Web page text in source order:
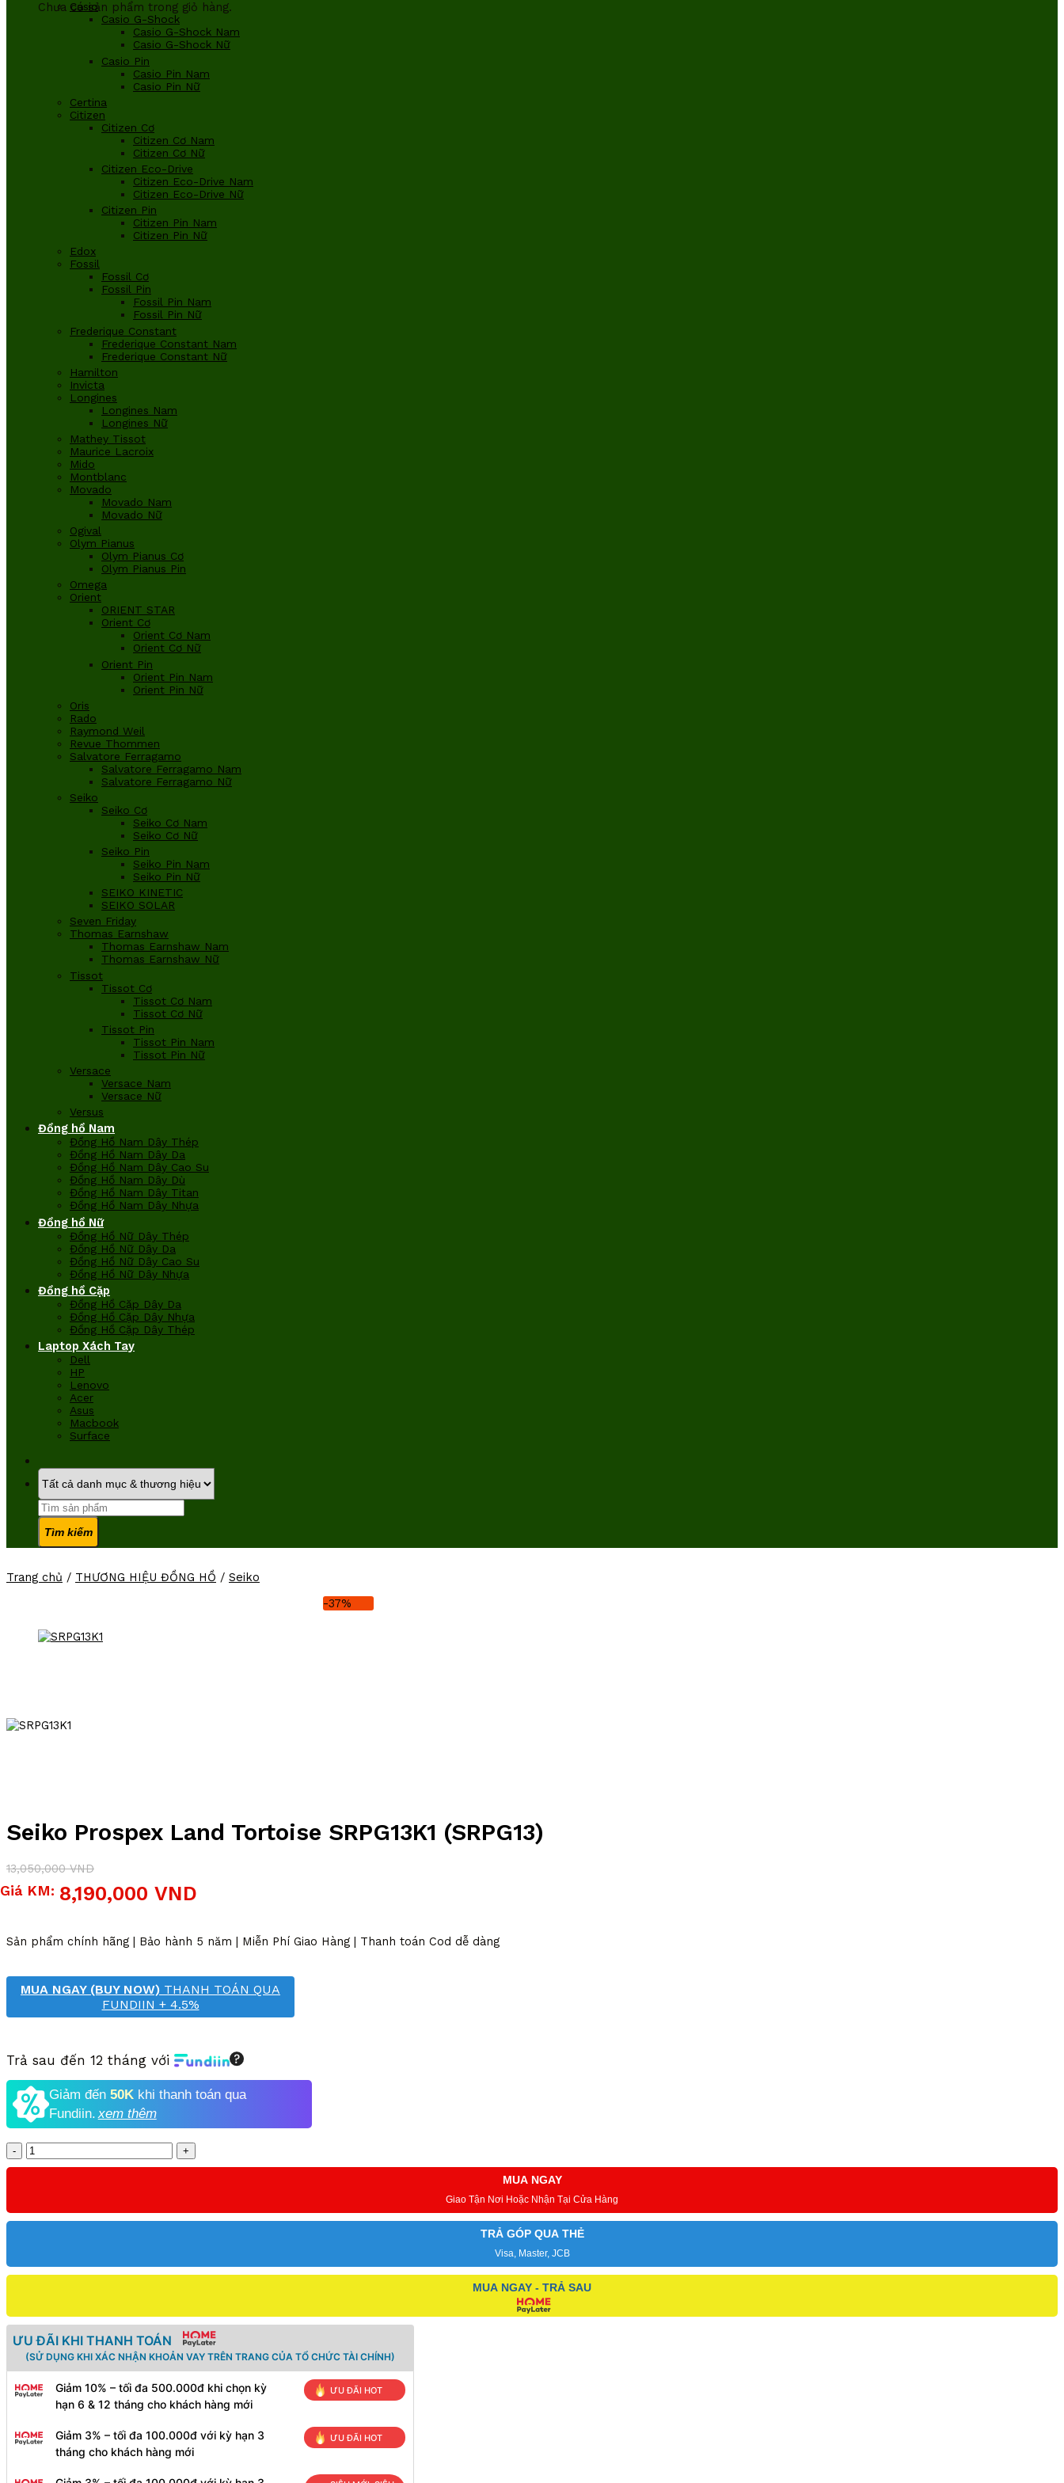
Chưa có sản phẩm trong giỏ hàng.
Casio
Casio G-Shock
Casio G-Shock Nam
Casio G-Shock Nữ
Casio Pin
Casio Pin Nam
Casio Pin Nữ
Certina
Citizen
Citizen Cơ
Citizen Cơ Nam
Citizen Cơ Nữ
Citizen Eco-Drive
Citizen Eco-Drive Nam
Citizen Eco-Drive Nữ
Citizen Pin
Citizen Pin Nam
Citizen Pin Nữ
Edox
Fossil
Fossil Cơ
Fossil Pin
Fossil Pin Nam
Fossil Pin Nữ
Frederique Constant
Frederique Constant Nam
Frederique Constant Nữ
Hamilton
Invicta
Longines
Longines Nam
Longines Nữ
Mathey Tissot
Maurice Lacroix
Mido
Montblanc
Movado
Movado Nam
Movado Nữ
Ogival
Olym Pianus
Olym Pianus Cơ
Olym Pianus Pin
Omega
Orient
ORIENT STAR
Orient Cơ
Orient Cơ Nam
Orient Cơ Nữ
Orient Pin
Orient Pin Nam
Orient Pin Nữ
Oris
Rado
Raymond Weil
Revue Thommen
Salvatore Ferragamo
Salvatore Ferragamo Nam
Salvatore Ferragamo Nữ
Seiko
Seiko Cơ
Seiko Cơ Nam
Seiko Cơ Nữ
Seiko Pin
Seiko Pin Nam
Seiko Pin Nữ
SEIKO KINETIC
SEIKO SOLAR
Seven Friday
Thomas Earnshaw
Thomas Earnshaw Nam
Thomas Earnshaw Nữ
Tissot
Tissot Cơ
Tissot Cơ Nam
Tissot Cơ Nữ
Tissot Pin
Tissot Pin Nam
Tissot Pin Nữ
Versace
Versace Nam
Versace Nữ
Versus
Đồng hồ Nam
Đồng Hồ Nam Dây Thép
Đồng Hồ Nam Dây Da
Đồng Hồ Nam Dây Cao Su
Đồng Hồ Nam Dây Dù
Đồng Hồ Nam Dây Titan
Đồng Hồ Nam Dây Nhựa
Đồng hồ Nữ
Đồng Hồ Nữ Dây Thép
Đồng Hồ Nữ Dây Da
Đồng Hồ Nữ Dây Cao Su
Đồng Hồ Nữ Dây Nhựa
Đồng hồ Cặp
Đồng Hồ Cặp Dây Da
Đồng Hồ Cặp Dây Nhựa
Đồng Hồ Cặp Dây Thép
Laptop Xách Tay
Dell
HP
Lenovo
Acer
Asus
Macbook
Surface
Tìm
kiếm:
Trang chủ / THƯƠNG HIỆU ĐỒNG HỒ / Seiko
-37%
Seiko Prospex Land Tortoise SRPG13K1 (SRPG13)
13,050,000VND
Giá
8,190,000 VND
Giá
8,190,000 VND.
Giá KM:
Sản phẩm chính hãng | Bảo hành 5 năm | Miễn Phí Giao Hàng | Thanh toán Cod dễ dàng
MUA NGAY (BUY NOW) THANH TOÁN QUA
FUNDIIN + 4.5%
Trả sau đến 12 tháng với
Giảm đến 50K khi thanh toán qua
Fundiin. xem thêm
Số
lượng
MUA NGAY
Giao Tận Nơi Hoặc Nhận Tại Cửa Hàng
TRẢ GÓP QUA THẺ
Visa, Master, JCB
MUA NGAY - TRẢ SAU
ƯU ĐÃI KHI THANH TOÁN
(SỬ DỤNG KHI XÁC NHẬN KHOẢN VAY TRÊN TRANG CỦA TỔ CHỨC TÀI CHÍNH)
Giảm 10% – tối đa 500.000đ khi chọn kỳ
hạn 6 & 12 tháng cho khách hàng mới
ƯU ĐÃI HOT
Giảm 3% – tối đa 100.000đ với kỳ hạn 3
tháng cho khách hàng mới
ƯU ĐÃI HOT